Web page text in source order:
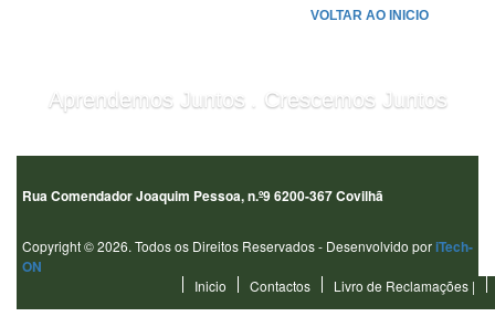
VOLTAR AO INICIO
Aprendemos Juntos Crescemos Juntos
Rua Comendador Joaquim Pessoa, n.º9 6200-367 Covilhã
Copyright © 2026. Todos os Direitos Reservados - Desenvolvido poriTech-
ON
Inicio Contactos Livro de Reclamações |